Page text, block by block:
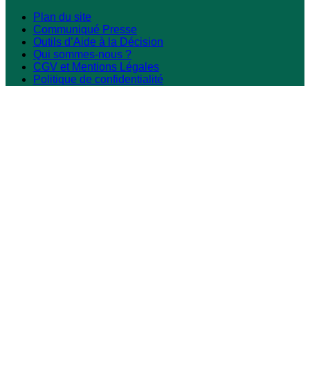
Plan du site
Communiqué Presse
Outils d’Aide à la Décision
Qui sommes-nous ?
CGV et Mentions Légales
Politique de confidentialité